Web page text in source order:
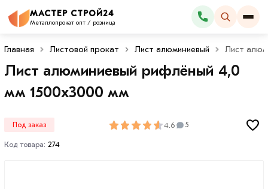
МАСТЕР СТРОЙ24
Металлопрокат опт / розница
Каталог
Главная Листовой прокат Лист алюминиевый Лист
Лист алюминиевый рифлёный 4,0
мм 1500х3000 мм
Под заказ 4.6 5
Код товара: 274